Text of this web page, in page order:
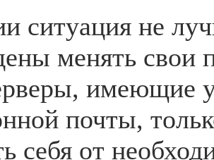
ситуация не
менять свои
имеющие
почты,
себя от